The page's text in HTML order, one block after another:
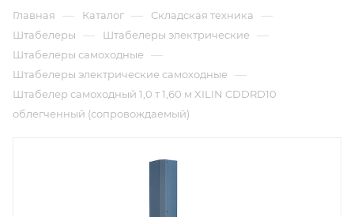
Главная — Каталог — Складская техника —
Штабелеры — Штабелеры электрические —
Штабелеры самоходные —
Штабелеры электрические самоходные —
Штабелер самоходный 1,0 т 1,60 м XILIN CDDRD10
облегченный (сопровождаемый)